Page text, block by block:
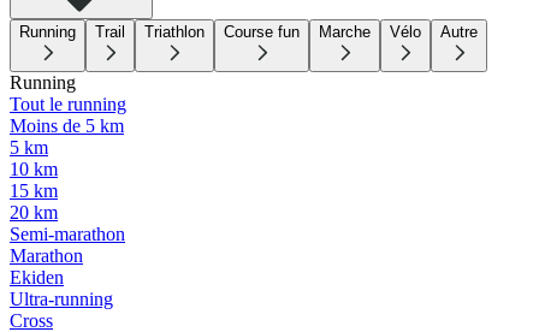
Running Trail Triathlon Course fun Marche Vélo Autre
Running
Tout le running
Moins de 5 km
5 km
10 km
15 km
20 km
Semi-marathon
Marathon
Ekiden
Ultra-running
Cross